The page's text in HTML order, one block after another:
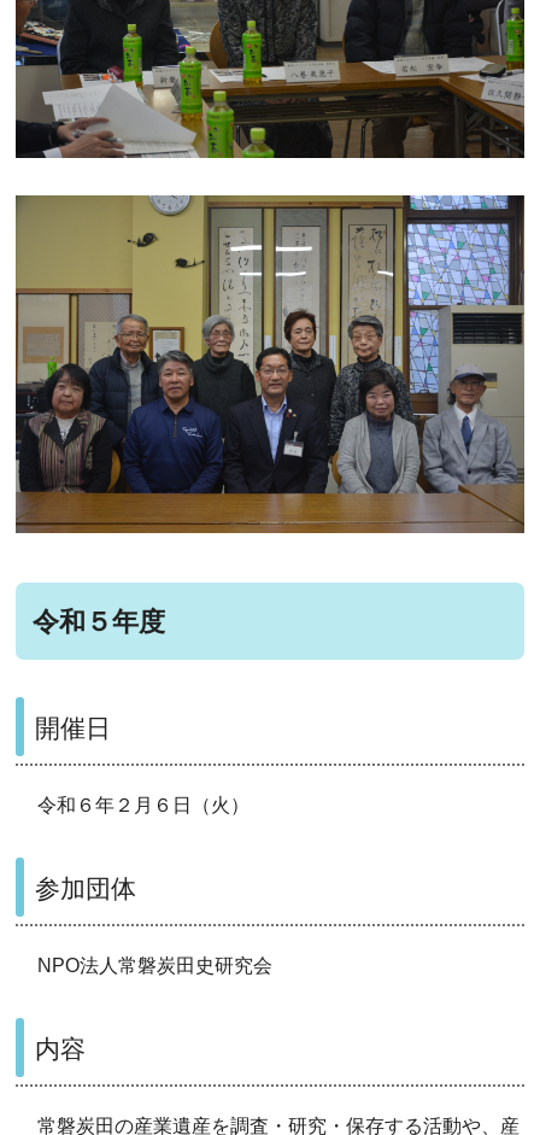
令和５年度
開催日
令和６年２月６日（火）
参加団体
NPO法人常磐炭田史研究会
内容
常磐炭田の産業遺産を調査・研究・保存する活動や、産